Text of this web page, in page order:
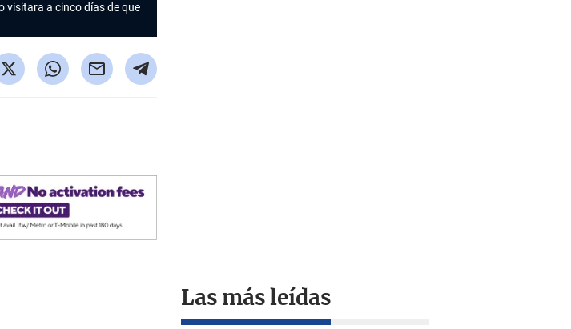
visitara a cinco días de que
Las más leídas